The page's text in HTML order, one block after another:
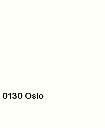
0130 Oslo